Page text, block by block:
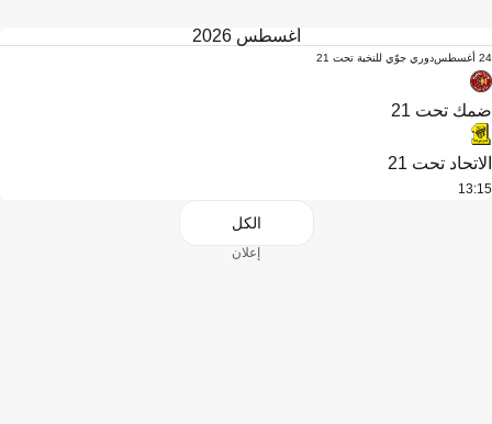
أغسطس 2026
24 أغسطس دوري جوّي للنخبة تحت 21
ضمك تحت 21
الاتحاد تحت 21
13:15
الكل
إعلان